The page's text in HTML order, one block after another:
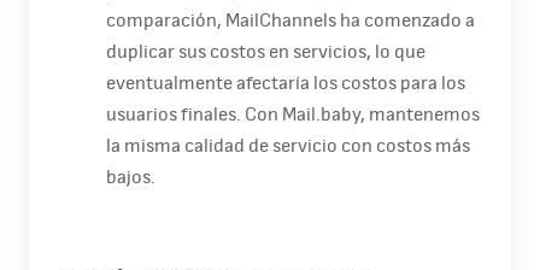
comparación, MailChannels ha comenzado a
duplicar sus costos en servicios, lo que
eventualmente afectaría los costos para los
usuarios finales. Con Mail.baby, mantenemos
la misma calidad de servicio con costos más
bajos​.